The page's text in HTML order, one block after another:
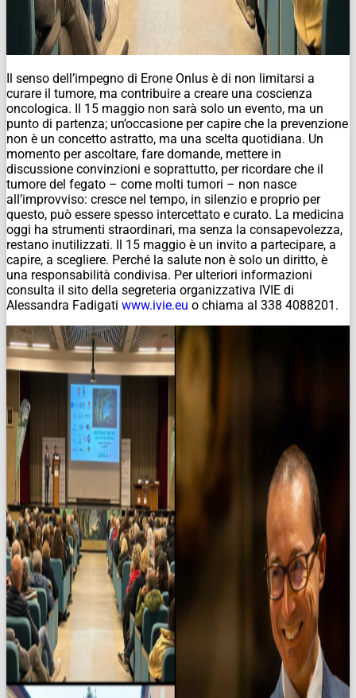
Il senso dell’impegno di Erone Onlus è di non limitarsi a
curare il tumore, ma contribuire a creare una coscienza
oncologica. Il 15 maggio non sarà solo un evento, ma un
punto di partenza; un’occasione per capire che la prevenzione
non è un concetto astratto, ma una scelta quotidiana. Un
momento per ascoltare, fare domande, mettere in
discussione convinzioni e soprattutto, per ricordare che il
tumore del fegato – come molti tumori – non nasce
all’improvviso: cresce nel tempo, in silenzio e proprio per
questo, può essere spesso intercettato e curato. La medicina
oggi ha strumenti straordinari, ma senza la consapevolezza,
restano inutilizzati. Il 15 maggio è un invito a partecipare, a
capire, a scegliere. Perché la salute non è solo un diritto, è
una responsabilità condivisa. Per ulteriori informazioni
consulta il sito della segreteria organizzativa IVIE di
Alessandra Fadigati www.ivie.eu o chiama al 338 4088201.